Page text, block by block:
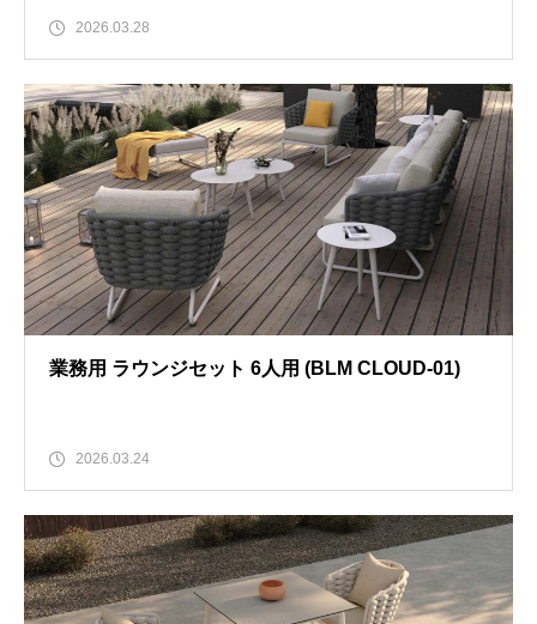
2026.03.28
業務用 ラウンジセット 6人用 (BLM CLOUD-01)
2026.03.24